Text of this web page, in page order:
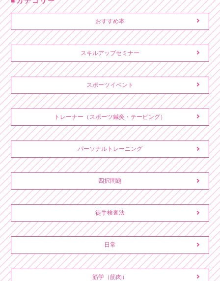
おすすめ本
スキルアップセミナー
スポーツイベント
トレーナー（スポーツ鍼灸・テーピング）
パーソナルトレーニング
四択問題
徒手検査法
日常
筋学（筋肉）